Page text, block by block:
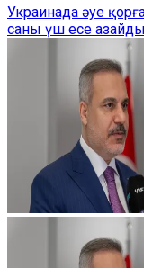
Украинада әуе
саны үш есе азайды